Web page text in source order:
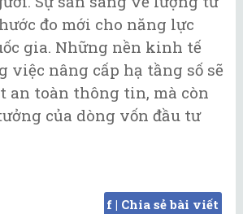
đo mới cho năng lực
gia. Những nền kinh tế
việc nâng cấp hạ tầng số sẽ
an toàn thông tin, mà còn
của dòng vốn đầu tư
f | Chia sẻ bài viết